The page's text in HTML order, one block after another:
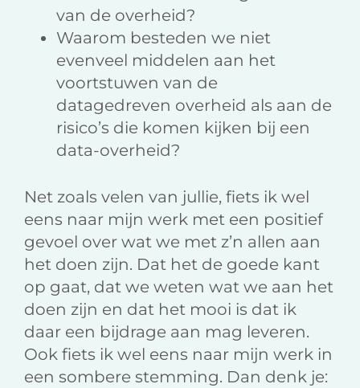
van de overheid?
Waarom besteden we niet
evenveel middelen aan het
voortstuwen van de
datagedreven overheid als aan de
risico’s die komen kijken bij een
data-overheid?
Net zoals velen van jullie, fiets ik wel
eens naar mijn werk met een positief
gevoel over wat we met z’n allen aan
het doen zijn. Dat het de goede kant
op gaat, dat we weten wat we aan het
doen zijn en dat het mooi is dat ik
daar een bijdrage aan mag leveren.
Ook fiets ik wel eens naar mijn werk in
een sombere stemming. Dan denk je: